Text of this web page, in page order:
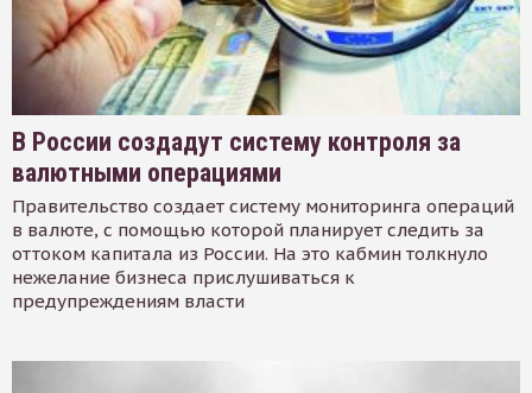
В России создадут систему контроля за
валютными операциями
Правительство создает систему мониторинга операций
в валюте, с помощью которой планирует следить за
оттоком капитала из России. На это кабмин толкнуло
нежелание бизнеса прислушиваться к
предупреждениям власти